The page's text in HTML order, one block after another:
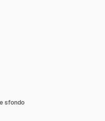
sfondo